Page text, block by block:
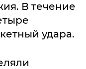
В течение
удара.